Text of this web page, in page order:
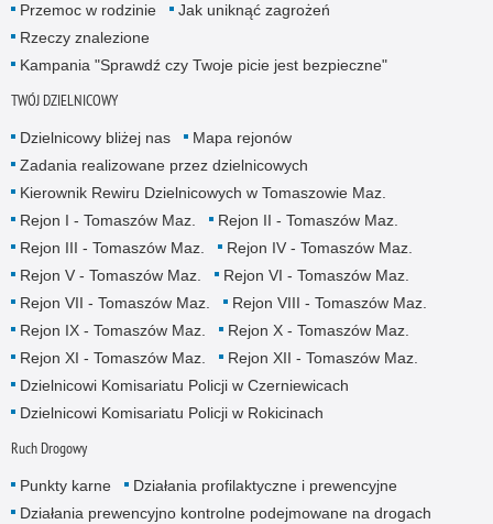
Przemoc w rodzinie
Jak uniknąć zagrożeń
Rzeczy znalezione
Kampania "Sprawdź czy Twoje picie jest bezpieczne"
TWÓJ DZIELNICOWY
Dzielnicowy bliżej nas
Mapa rejonów
Zadania realizowane przez dzielnicowych
Kierownik Rewiru Dzielnicowych w Tomaszowie Maz.
Rejon I - Tomaszów Maz.
Rejon II - Tomaszów Maz.
Rejon III - Tomaszów Maz.
Rejon IV - Tomaszów Maz.
Rejon V - Tomaszów Maz.
Rejon VI - Tomaszów Maz.
Rejon VII - Tomaszów Maz.
Rejon VIII - Tomaszów Maz.
Rejon IX - Tomaszów Maz.
Rejon X - Tomaszów Maz.
Rejon XI - Tomaszów Maz.
Rejon XII - Tomaszów Maz.
Dzielnicowi Komisariatu Policji w Czerniewicach
Dzielnicowi Komisariatu Policji w Rokicinach
Ruch Drogowy
Punkty karne
Działania profilaktyczne i prewencyjne
Działania prewencyjno kontrolne podejmowane na drogach